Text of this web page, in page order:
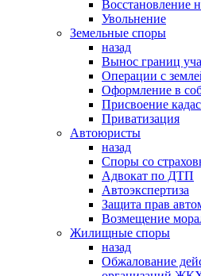
Восстановление
Увольнение
Земельные споры
назад
Вынос границ
Операции с
Оформление в
Присвоение
Приватизация
Автоюристы
назад
Споры со
Адвокат по ДТП
Автоэкспертиза
Защита прав
Возмещение
Жилищные споры
назад
Обжалование